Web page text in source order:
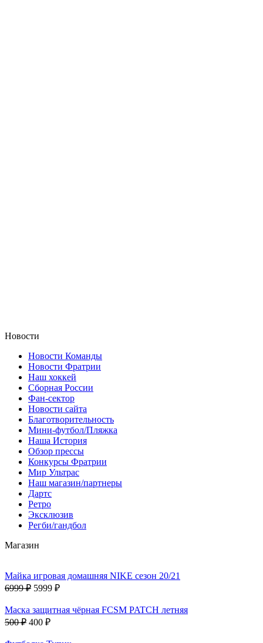
Новости
Новости Команды
Новости Фратрии
Наш хоккей
Сборная России
Фан-cектор
Новости сайта
Благотворительность
Мини-футбол/Пляжка
Наша История
Обзор прессы
Конкурсы Фратрии
Мир Ультрас
Наш магазин/партнеры
Дартс
Ретро
Эксклюзив
Регби/гандбол
Магазин
Майка игровая домашняя NIKE сезон 20/21
6999 ₽ 5999 ₽
Маска защитная чёрная FCSM PATCH летняя
500 ₽ 400 ₽